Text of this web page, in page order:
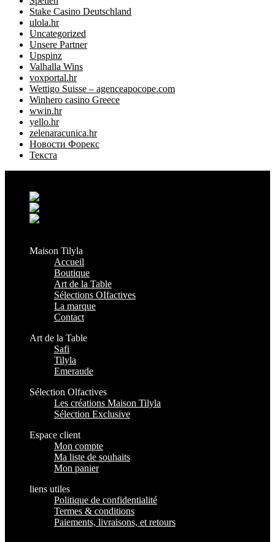
Stake Casino Deutschland
ulola.hr
Uncategorized
Unsere Partner
Upspinz
Valhalla Wins
voxportal.hr
Wettigo Suisse – agenceapocope.com
Winhero casino Greece
wwin.hr
yello.hr
zelenaracunica.hr
Новости Форекс
Текста
Maison Tilyla
Accueil
Boutique
Art de la Table
Sélections OIfactives
La marque
Contact
Art de la Table
Safi
Tilyla
Emeraude
Sélection Olfactives
Les créations Maison Tilyla
Sélection Exclusive
Espace client
Mon compte
Ma liste de souhaits
Mon panier
liens utiles
Politique de confidentialité
Termes & conditions
Paiements, livraisons, et retours